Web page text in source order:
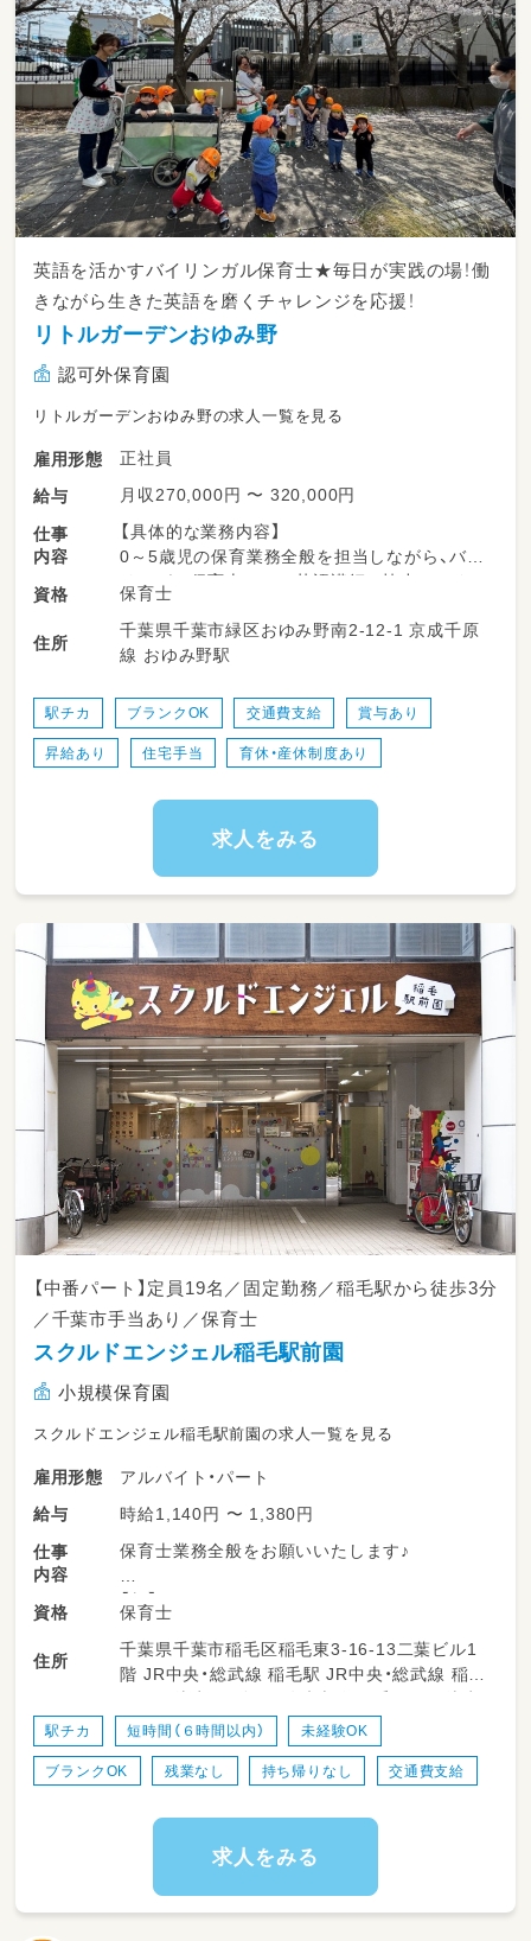
英語を活かすバイリンガル保育士★毎日が実践の場！働
きながら生きた英語を磨くチャレンジを応援！
リトルガーデンおゆみ野
認可外保育園
リトルガーデンおゆみ野の求人一覧を見る
雇用形態
正社員
給与
月収270,000円 〜 320,000円
仕事
内容
【具体的な業務内容】
0～5歳児の保育業務全般を担当しながら、バイ
リンガル保育士として英語講師と協力してクラ
スを運営します。
●クラス運営: 0～5歳児クラスの担任業務、在
行います。
●英語でのコミュニケーション: 歌や挨拶など
日常の中に英語の「エッセンス」を自然に取り入
ります。
●チーム連携: 日本人スタッフと外国人講師の
「架け橋」となり、円滑なチームワークを構築。
●保護者対応: 外国人保護者への英語による園
●一般保育業務: 行事の企画・準備、園内清掃、書
類作成（連絡帳・児童表・お便り等）、その他事
務。
資格 保育士
住所
千葉県千葉市緑区おゆみ野南2-12-1 京成千原
線 おゆみ野駅
駅チカ ブランクOK 交通費支給 賞与あり
昇給あり 住宅手当 育休・産休制度あり
求人をみる
【中番パート】定員19名／固定勤務／稲毛駅から徒歩3分
／千葉市手当あり／保育士
スクルドエンジェル稲毛駅前園
小規模保育園
スクルドエンジェル稲毛駅前園の求人一覧を見る
雇用形態
アルバイト・パート
給与
時給1,140円 〜 1,380円
仕事
内容
保育士業務全般をお願いいたします♪
【朝】
開園準備、部屋の清掃・換気など
子どもたちの迎え入れ
自由遊び・散歩、専門プログラムなど
【昼】
昼食・歯磨き・排せつなど
お昼寝準備
保護者様対応（その日の様子や連絡事項をお伝
資格 保育士
住所
千葉県千葉市稲毛区稲毛東3-16-13二葉ビル1
階 JR中央・総武線 稲毛駅 JR中央・総武線 稲毛
駅から徒歩で3分 JR総武本線 稲毛駅から徒歩
で3分 京成千葉線 京成稲毛駅から徒歩で5分
駅チカ 短時間（６時間以内） 未経験OK
ブランクOK 残業なし 持ち帰りなし 交通費支給
求人をみる